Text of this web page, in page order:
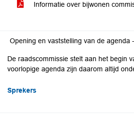
Informatie over bijwonen
Opening en vaststelling van de agenda -
De raadscommissie stelt aan het begin
voorlopige agenda zijn daarom altijd
Sprekers